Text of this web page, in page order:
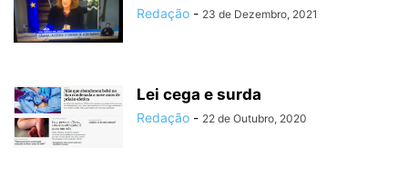
Redação - 23 de Dezembro, 2021
Lei cega e surda
Redação - 22 de Outubro, 2020